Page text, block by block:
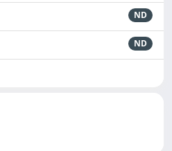
ND
ND